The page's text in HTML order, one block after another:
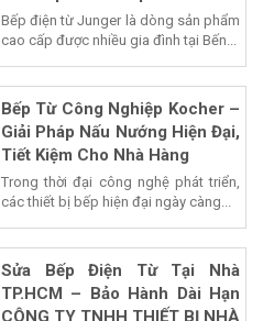
Bếp điện từ Junger là dòng sản phẩm
cao cấp được nhiều gia đình tại Bến...
Bếp Từ Công Nghiệp Kocher –
Giải Pháp Nấu Nướng Hiện Đại,
Tiết Kiệm Cho Nhà Hàng
Trong thời đại công nghệ phát triển,
các thiết bị bếp hiện đại ngày càng...
Sửa Bếp Điện Từ Tại Nhà
TP.HCM – Bảo Hành Dài Hạn